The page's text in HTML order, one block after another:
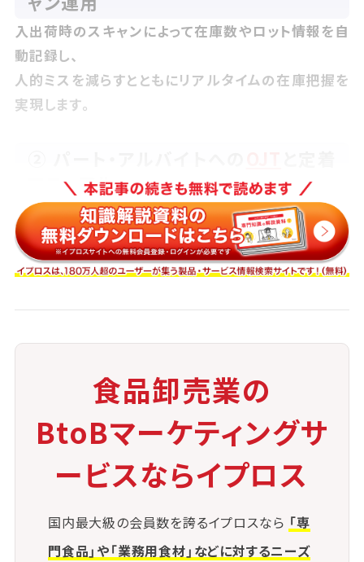
入出荷時のスキャンによって在庫数やロット情報を自
動記録し、
人的ミスを減らすとともにリアルタイムの在庫把握を
実現します。
マニュアル
現場スタッフにもわかりやすいマニュアルや手順書を
整備し、
実務に即したOJTを通じて在庫管理への理解を深め
③ 入荷・出荷データの自動連携
入荷時点で在庫が即時更新される仕組みを整えるこ
とで、タイムラグのない管理が可能になります。
④ 棚番の固定と定期的な見直し
棚割りの最適化によってスペース効率も向上させま
食品卸売業の
BtoBマーケティングサ
ービスならイプロス
国内最大級の会員数を誇るイプロスなら 「専
門食品」や「業務用食材」などに対するニーズ